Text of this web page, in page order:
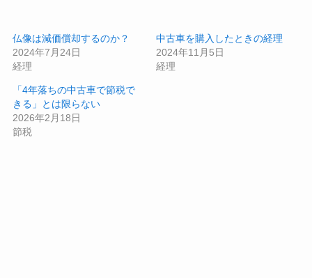
仏像は減価償却するのか？
2024年7月24日
経理
中古車を購入したときの経理
2024年11月5日
経理
「4年落ちの中古車で節税で
きる」とは限らない
2026年2月18日
節税